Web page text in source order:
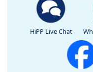
HiPP Live Chat